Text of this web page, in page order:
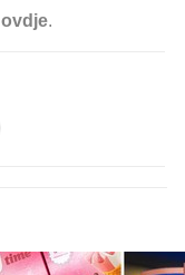
ovdje.